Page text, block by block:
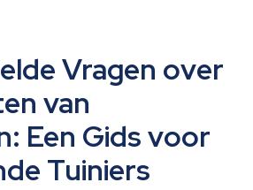
Vragen over
van
Een Gids voor
Tuiniers